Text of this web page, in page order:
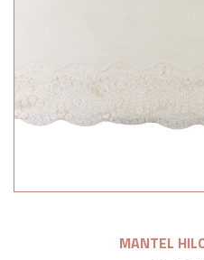
MANTEL